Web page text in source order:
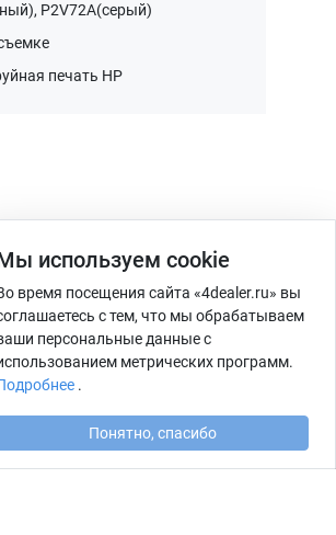
P2V72A(серый)
печать HP
info@4dealer.ru
Калининград, ул. Комсомольская,
дом 61, офис 4
используем сookie
время посещения сайта «4dealer.ru» вы
с тем, что мы обрабатываем
персональные данные с
метрических программ.
.
Понятно, спасибо